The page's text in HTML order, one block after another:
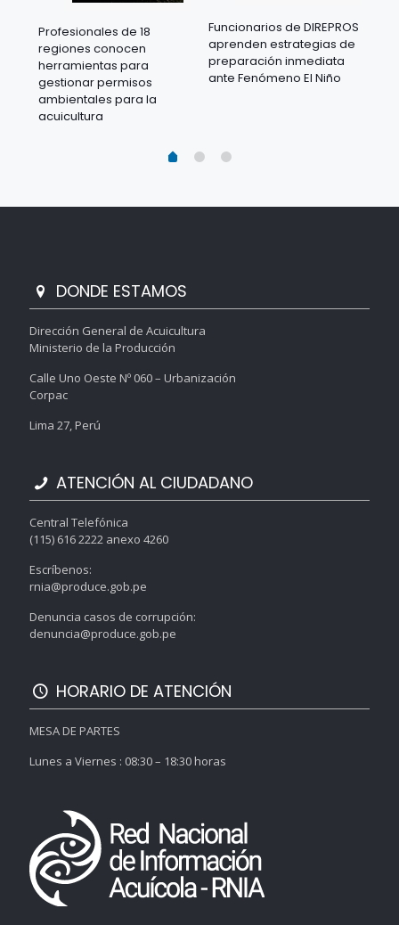
Profesionales de 18
regiones conocen
herramientas para
gestionar permisos
ambientales para la
acuicultura
Funcionarios de DIREPROS
aprenden estrategias de
preparación inmediata
ante Fenómeno El Niño
DONDE ESTAMOS
Dirección General de Acuicultura
Ministerio de la Producción
Calle Uno Oeste Nº 060 – Urbanización
Corpac
Lima 27, Perú
ATENCIÓN AL CIUDADANO
Central Telefónica
(115) 616 2222 anexo 4260
Escríbenos:
rnia@produce.gob.pe
Denuncia casos de corrupción:
denuncia@produce.gob.pe
HORARIO DE ATENCIÓN
MESA DE PARTES
Lunes a Viernes : 08:30 – 18:30 horas